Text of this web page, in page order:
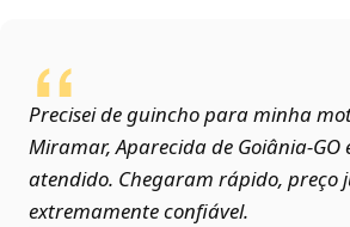
Precisei de guincho para minha
Miramar, Aparecida de
atendido. Chegaram rápido, preço
extremamente confiável.